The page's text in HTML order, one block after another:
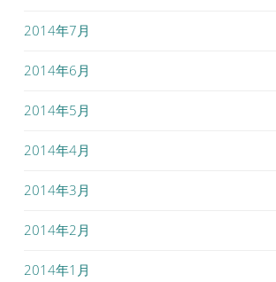
2014年7月
2014年6月
2014年5月
2014年4月
2014年3月
2014年2月
2014年1月